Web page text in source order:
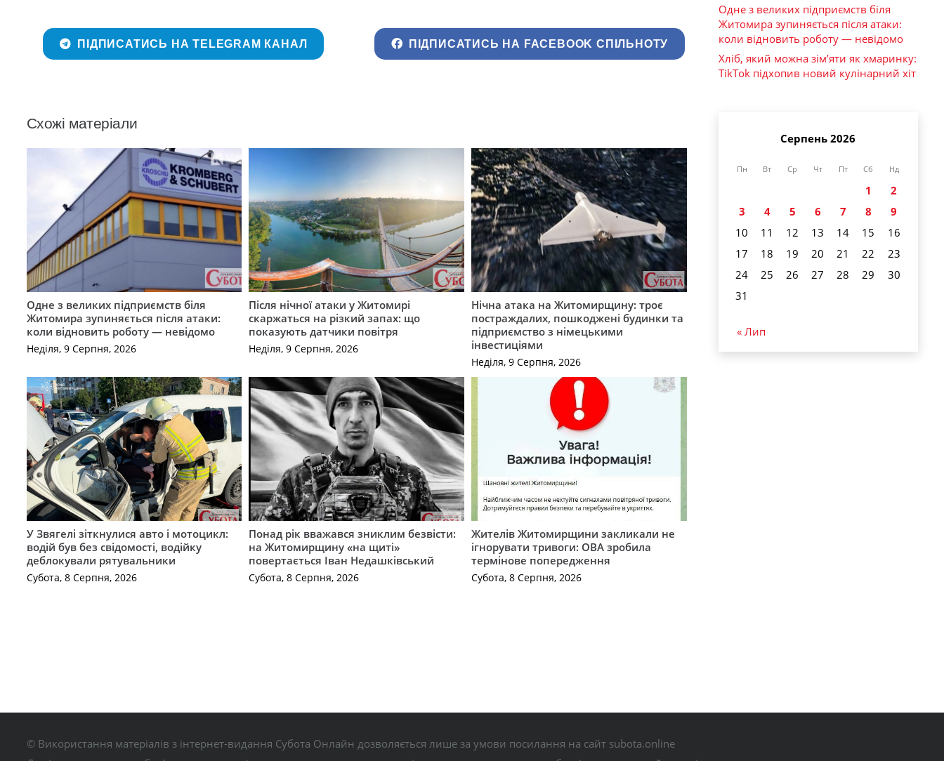
ПІДПИСАТИСЬ НА TELEGRAM КАНАЛ ПІДПИСАТИСЬ НА FACEBOOK СПІЛЬНОТУ
Схожі матеріали
Одне з великих підприємств біля
Житомира зупиняється після атаки:
коли відновить роботу — невідомо
Неділя, 9 Серпня, 2026
Після нічної атаки у Житомирі
скаржаться на різкий запах: що
показують датчики повітря
Неділя, 9 Серпня, 2026
Нічна атака на Житомирщину: троє
постраждалих, пошкоджені будинки та
підприємство з німецькими
інвестиціями
Неділя, 9 Серпня, 2026
У Звягелі зіткнулися авто і мотоцикл:
водій був без свідомості, водійку
деблокували рятувальники
Субота, 8 Серпня, 2026
Понад рік вважався зниклим безвісти:
на Житомирщину «на щиті»
повертається Іван Недашківський
Субота, 8 Серпня, 2026
Жителів Житомирщини закликали не
ігнорувати тривоги: ОВА зробила
термінове попередження
Субота, 8 Серпня, 2026
Одне з великих підприємств біля
Житомира зупиняється після атаки:
коли відновить роботу — невідомо
Хліб, який можна зім’яти як хмаринку:
TikTok підхопив новий кулінарний хіт
Серпень 2026
Пн Вт Ср Чт Пт Сб Нд
1
2
3
4 5 6 7 8
9
10
11 12 13 14 15
16
17
18 19 20 21 22
23
24
25 26 27 28 29
30
31
« Лип
© Використання матеріалів з інтернет-видання Субота Онлайн дозволяється лише за умови посилання на сайт subota.online